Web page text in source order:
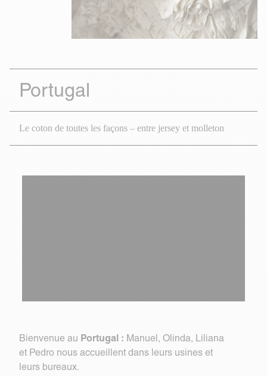
Portugal
Le coton de toutes les façons – entre jersey et molleton
Bienvenue au Portugal : Manuel, Olinda, Liliana
et Pedro nous accueillent dans leurs usines et
leurs bureaux.